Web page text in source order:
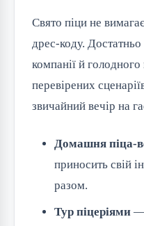
Свято піци не
дрес-коду. Достатньо
компанії й
перевірених
звичайний вечір на
Домашня піца-
приносить свій
разом.
Тур піцеріями —